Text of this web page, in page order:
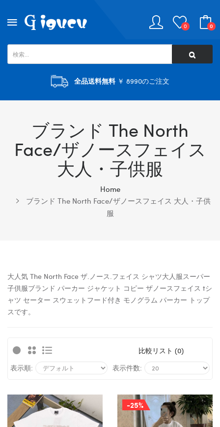
0 0
全品送料無料￥ 8990のご注文
ブランド The North
Face/ザノースフェイス
大人・子供服
Home
ブランド The North Face/ザノースフェイス 大人・子供
服
大人気 The North Face ザ.ノース.フェイス シャツ大人服スーパー
子供服ブランド パーカー ジャケット コピー ザノースフェイス tシ
ャツ セーター スウェットフード付き モノグラム パーカー トップ
スです。
比較リスト (0)
表示順:
表示件数:
-25%